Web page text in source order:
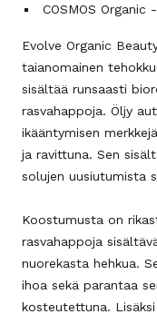
COSMOS
Evolve Organic
taianomainen
sisältää runsaasti
rasvahappoja. Öljy
ikääntymisen
ja ravittuna. Sen
solujen uusiutumista
Koostumusta on
rasvahappoja
nuorekasta hehkua.
ihoa sekä parantaa
kosteutettuna.